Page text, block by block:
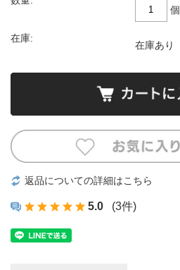
個
在庫:
在庫あり
返品についての詳細はこちら
5.0 (3件)